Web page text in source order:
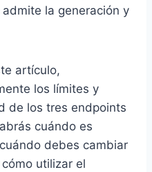
la generación y
artículo,
los límites y
de los tres endpoints
cuándo es
debes cambiar
utilizar el